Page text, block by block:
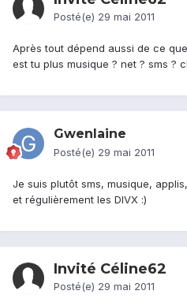
Posté(e) 29 mai 2011
Après tout dépend aussi de ce
est tu plus musique ? net ? sms ?
Gwenlaine
Posté(e) 29 mai 2011
Je suis plutôt sms, musique,
et régulièrement les DIVX :)
Invité Céline62
Posté(e) 29 mai 2011